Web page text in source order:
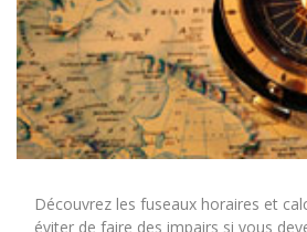
Découvrez les fuseaux horaires et
éviter de faire des impairs si vous